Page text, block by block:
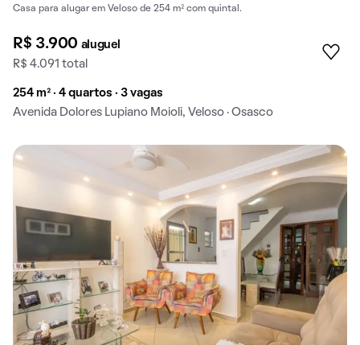
Casa para alugar em Veloso de 254 m² com quintal.
R$ 3.900 aluguel
R$ 4.091 total
254 m² · 4 quartos · 3 vagas
Avenida Dolores Lupiano Moioli, Veloso · Osasco